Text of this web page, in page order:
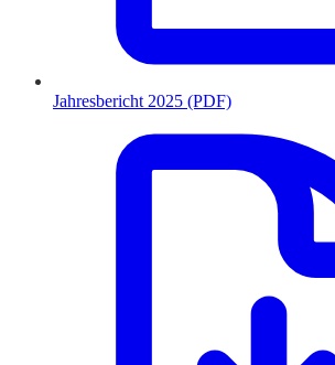
Jahresbericht 2025 (PDF)